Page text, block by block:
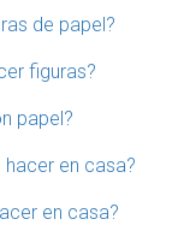
de papel?
figuras?
papel?
hacer en casa?
en casa?